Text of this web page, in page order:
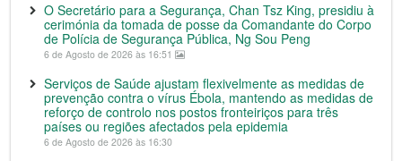
O Secretário para a Segurança, Chan Tsz King, presidiu à
cerimónia da tomada de posse da Comandante do Corpo
de Polícia de Segurança Pública, Ng Sou Peng
6 de Agosto de 2026 às 16:51
Serviços de Saúde ajustam flexivelmente as medidas de
prevenção contra o vírus Ébola, mantendo as medidas de
reforço de controlo nos postos fronteiriços para três
países ou regiões afectados pela epidemia
6 de Agosto de 2026 às 16:30